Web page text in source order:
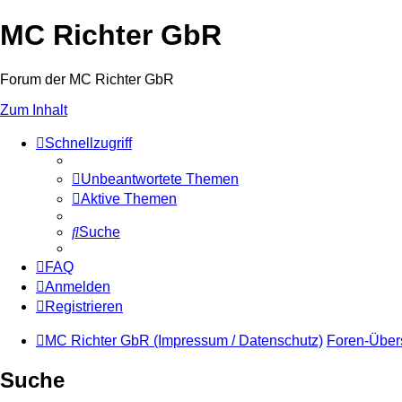
MC Richter GbR
Forum der MC Richter GbR
Zum Inhalt
Schnellzugriff
Unbeantwortete Themen
Aktive Themen
Suche
FAQ
Anmelden
Registrieren
MC Richter GbR (Impressum / Datenschutz) Foren-
Suche